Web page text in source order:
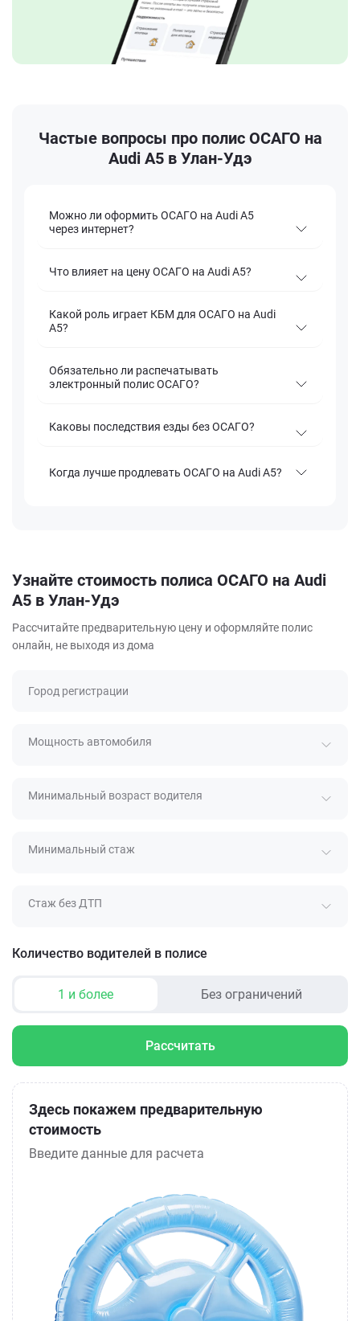
Частые вопросы про полис ОСАГО на
Audi A5 в Улан-Удэ
Можно ли оформить ОСАГО на Audi A5
через интернет?
Что влияет на цену ОСАГО на Audi A5?
Какой роль играет КБМ для ОСАГО на Audi
A5?
Обязательно ли распечатывать
электронный полис ОСАГО?
Каковы последствия езды без ОСАГО?
Когда лучше продлевать ОСАГО на Audi A5?
Узнайте стоимость полиса ОСАГО на Audi
A5 в Улан-Удэ
Рассчитайте предварительную цену и оформляйте полис
онлайн, не выходя из дома
Город регистрации
Мощность автомобиля
Минимальный возраст водителя
Минимальный стаж
Стаж без ДТП
Количество водителей в полисе
1 и более Без ограничений
Рассчитать
Здесь покажем предварительную
стоимость
Введите данные для расчета